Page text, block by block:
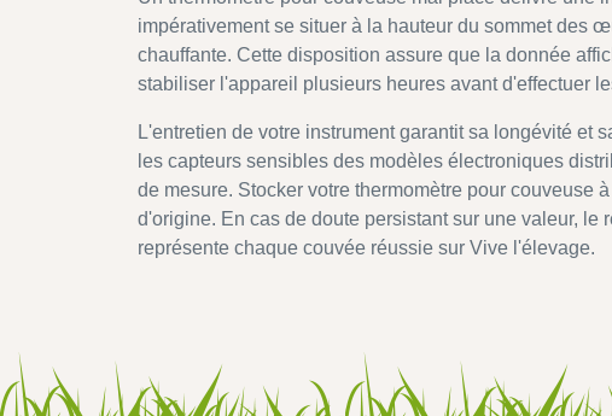
impérativement se situer à la hauteur du sommet des
chauffante. Cette disposition assure que la donnée
stabiliser l'appareil plusieurs heures avant d'effectuer
L'entretien de votre instrument garantit sa longévité et
les capteurs sensibles des modèles électroniques
de mesure. Stocker votre thermomètre pour couveuse
d'origine. En cas de doute persistant sur une valeur,
représente chaque couvée réussie sur Vive l'élevage.